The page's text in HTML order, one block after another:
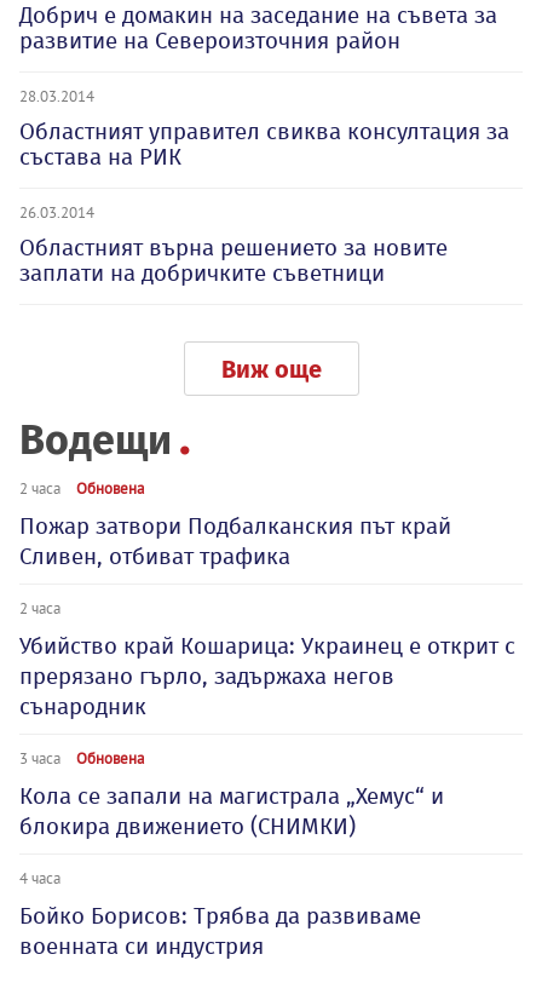
Добрич е домакин на заседание на съвета за
развитие на Североизточния район
28.03.2014
Областният управител свиква консултация за
състава на РИК
26.03.2014
Областният върна решението за новите
заплати на добричките съветници
Виж още
Водещи
2 часа Обновена
Пожар затвори Подбалканския път край
Сливен, отбиват трафика
2 часа
Убийство край Кошарица: Украинец е открит с
прерязано гърло, задържаха негов
сънародник
3 часа Обновена
Кола се запали на магистрала „Хемус“ и
блокира движението (СНИМКИ)
4 часа
Бойко Борисов: Трябва да развиваме
военната си индустрия